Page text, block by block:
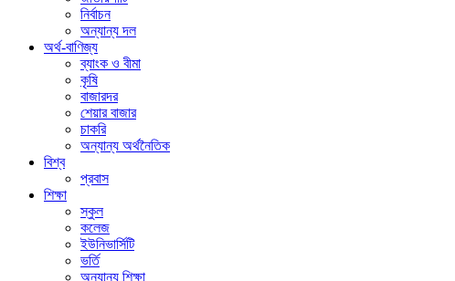
নির্বাচন
অন্যান্য দল
অর্থ-বাণিজ্য
ব্যাংক ও বীমা
কৃষি
বাজারদর
শেয়ার বাজার
চাকরি
অন্যান্য অর্থনৈতিক
বিশ্ব
প্রবাস
শিক্ষা
স্কুল
কলেজ
ইউনিভার্সিটি
ভর্তি
অন্যান্য শিক্ষা